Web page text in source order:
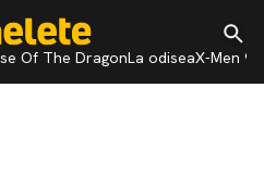
Of The DragonLa odiseaX-Men 97